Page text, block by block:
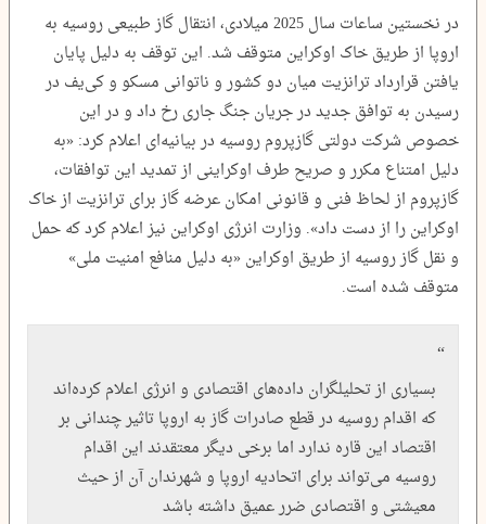
در نخستین ساعات سال 2025 میلادی، انتقال گاز طبیعی روسیه به
اروپا از طریق خاک اوکراین متوقف شد. این توقف به دلیل پایان
یافتن قرارداد ترانزیت میان دو کشور و ناتوانی مسکو و کی‌یف در
رسیدن به توافق جدید در جریان جنگ جاری رخ داد و در این
خصوص شرکت دولتی گازپروم روسیه در بیانیه‌ای اعلام کرد: «به
دلیل امتناع مکرر و صریح طرف اوکراینی از تمدید این توافقات،
گازپروم از لحاظ فنی و قانونی امکان عرضه گاز برای ترانزیت از خاک
اوکراین را از دست داد». وزارت انرژی اوکراین نیز اعلام کرد که حمل
و نقل گاز روسیه از طریق اوکراین «به دلیل منافع امنیت ملی»
متوقف شده است.
بسیاری از تحلیلگران داده‌های اقتصادی و انرژی اعلام کرده‌اند
که اقدام روسیه در قطع صادرات گاز به اروپا تاثیر ‌چندانی بر
اقتصاد این قاره ندارد اما برخی دیگر معتقدند این اقدام
روسیه می‌تواند برای اتحادیه اروپا و شهرندان آن از حیث
معیشتی و اقتصادی ضرر عمیق داشته باشد